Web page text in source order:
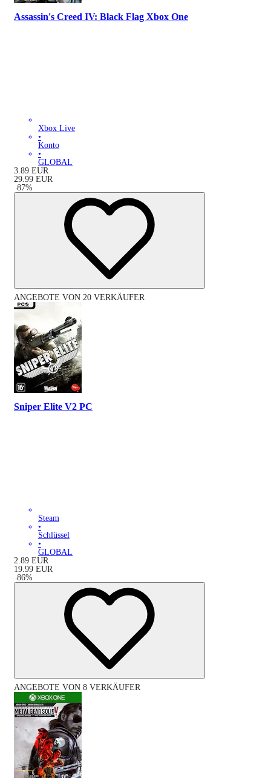
Assassin's Creed IV: Black Flag Xbox One
Xbox Live
•
Konto
•
GLOBAL
3.89 EUR
29.99 EUR
-87%
ANGEBOTE VON 20 VERKÄUFER
Sniper Elite V2 PC
Steam
•
Schlüssel
•
GLOBAL
2.89 EUR
19.99 EUR
-86%
ANGEBOTE VON 8 VERKÄUFER